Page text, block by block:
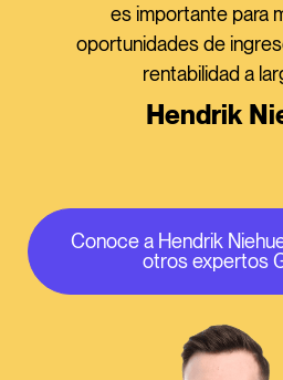
es importante para
oportunidades de
rentabilidad a
Hendrik
Conoce a Hendrik
otros expertos